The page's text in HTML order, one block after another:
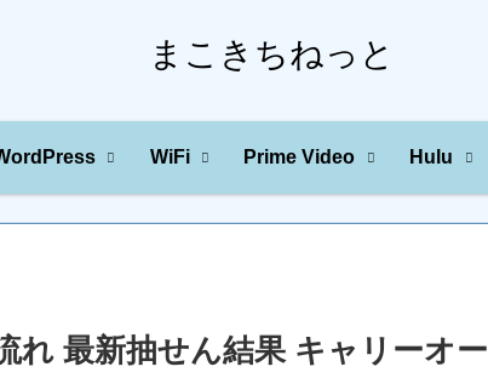
まこきちねっと
WiFi Prime Video Hulu
れ 最新抽せん結果 キャリーオー